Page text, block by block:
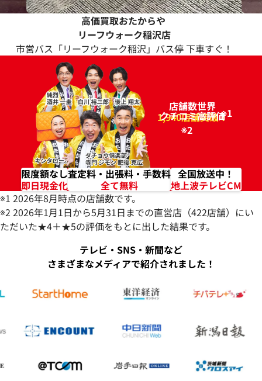
高価買取おたからや
リーフウォーク稲沢店
市営バス「リーフウォーク稲沢」バス停 下車すぐ！
店舗数世界
1,940店舗突破！
※1
クチコミ高評価
96.2%
※2
限度額なし
即日現金化
査定料・出張料・手数料
全て無料
全国放送中！
地上波テレビCM
※1 2026年8月時点の店舗数です。
※2 2026年1月1日から5月31日までの直営店（422店舗）にい
ただいた★4＋★5の評価をもとに出した結果です。
テレビ・SNS・新聞など
さまざまなメディアで紹介されました！